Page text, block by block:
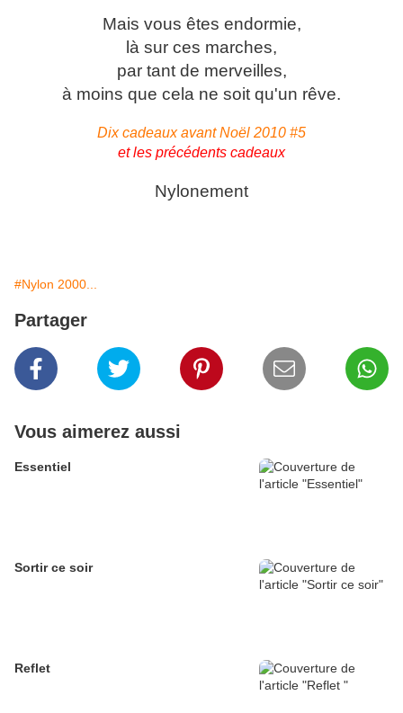
Mais vous êtes endormie,
là sur ces marches,
par tant de merveilles,
à moins que cela ne soit qu'un rêve.
Dix cadeaux avant Noël 2010 #5
et les précédents cadeaux
Nylonement
#Nylon 2000...
Partager
Vous aimerez aussi
Essentiel
Sortir ce soir
Reflet